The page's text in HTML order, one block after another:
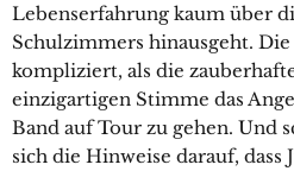
Lebenserfahrung kaum über
Schulzimmers hinausgeht.
kompliziert, als die
einzigartigen Stimme das
Band auf Tour zu gehen. Und
sich die Hinweise darauf,